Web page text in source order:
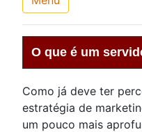
O que é um
Como já deve ter
estratégia de
um pouco mais